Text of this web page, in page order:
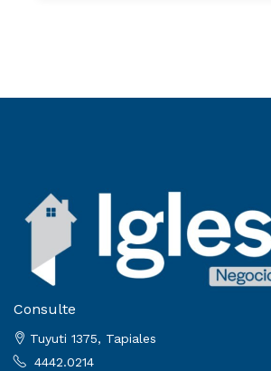
Consulte
Tuyuti 1375, Tapiales
4442.0214